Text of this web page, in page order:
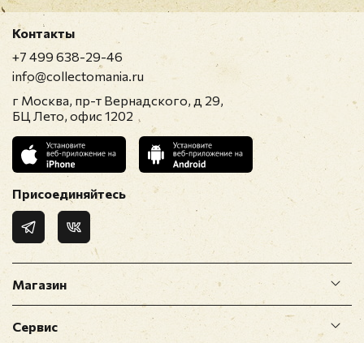
Магазин
Сервис
Контакты
+7 499 638-29-46
info@collectomania.ru
г Москва, пр-т Вернадского, д 29,
БЦ Лето, офис 1202
Присоединяйтесь